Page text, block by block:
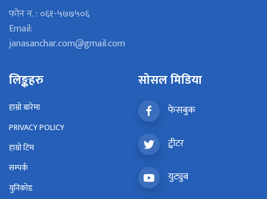
फोन न. : ०६१-५७७५०६
Email:
janasanchar.com@gmail.com
लिङ्कहरु
हाम्रो बारेमा
PRIVACY POLICY
हाम्रो टिम
सम्पर्क
युनिकोड
सोसल मिडिया
फेसबुक
ट्वीटर
युट्युब